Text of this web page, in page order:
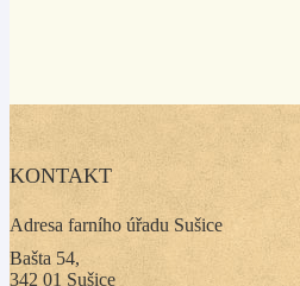
KONTAKT
Adresa farního úřadu Sušice
Bašta 54,
342 01 Sušice